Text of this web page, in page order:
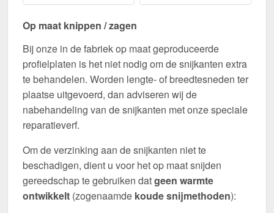
Op maat knippen / zagen
Bij onze in de fabriek op maat geproduceerde
profielplaten is het niet nodig om de snijkanten extra
te behandelen. Worden lengte- of breedtesneden ter
plaatse uitgevoerd, dan adviseren wij de
nabehandeling van de snijkanten met onze speciale
reparatieverf.
Om de verzinking aan de snijkanten niet te
beschadigen, dient u voor het op maat snijden
gereedschap te gebruiken datgeen warmte
ontwikkelt (zogenaamde koude snijmethoden):